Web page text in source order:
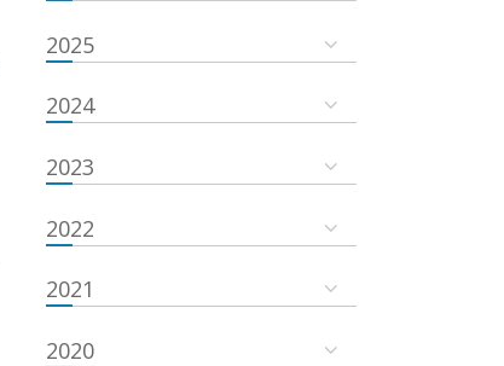
2025
2024
2023
2022
2021
2020